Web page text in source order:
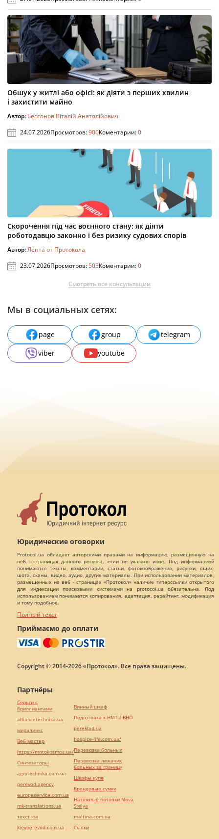
Обшук у житлі або офісі: як діяти з перших хвилин
і захистити майно
Автор: Бессонов Віталій Анатолійович
24.07.2026Просмотров:900Коментарии:0
Скорочення під час воєнного стану: як діяти
роботодавцю законно і без ризику судових спорів
Автор:Лента от Протокола
23.07.2026Просмотров:503Коментарии:0
Смотреть все консультации
Мы в социальных сетях:
page group
telegram
viber
youtube
Юридические оговорки
Protocol.ua обладает авторскими правами на информацию, размещенную на
веб - страницах данного ресурса, если не указано иное. Под информацией
понимаются тексты, комментарии, статьи, фотоизображения, рисунки, ящик-
шота, сканы, видео, аудио, другие материалы. При использовании материалов,
размещенных на веб - страницах «Протокол» наличие гиперссылки открытого
для индексации поисковыми системами на protocol.ua обязательна. Под
использованием понимается копирования, адаптация, рерайтинг, модификация
и тому подобное.
Полный текст
Приймаємо до оплати
Copyright © 2014-2026 «Протокол». Все права защищены.
Партнёры
Серьги с
бриллиантами
alliancetechnika.ua
миралинкс
Веб мастер
https://motokosmos.ua/
Синтезаторы
agrotechnika.com.ua
perevod.agency
europeservice.com.ua
mk-translations.ua
текст юа
kievperevod.com.ua
Винный шкаф
Подготовка к НМТ / ВНО
pereklad.ua
hospice-life.com.ua/
Перевозка больных
Перевозка лежачих
больных за границу
Шкафы купе
Брендовые сумки
Натяжные потолки Nova
Stelya
maltina.com.ua
Cылки